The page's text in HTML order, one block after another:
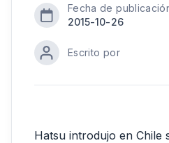
Fecha de
2015-10-26
Escrito por
Hatsu introdujo en Chile